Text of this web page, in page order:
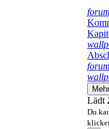
forum
forum
Mehr
Lädt
Du